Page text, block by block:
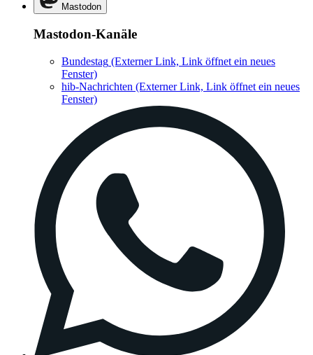
Mastodon
Mastodon-Kanäle
Bundestag (Externer Link, Link öffnet ein neues
Fenster)
hib-Nachrichten (Externer Link, Link öffnet ein neues
Fenster)